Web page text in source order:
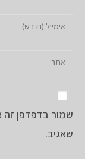
שלך
שם
כדי
דואר
כדי
אתר
האינטרנט
שלך
שמור בדפדפן
שאגיב.